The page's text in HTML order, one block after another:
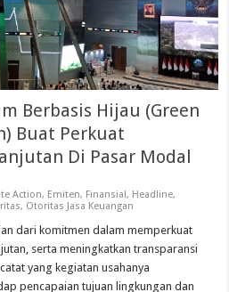
Berbasis Hijau (Green
Buat Perkuat
Di Pasar Modal
Action, Emiten, Finansial, Headline,
, Otoritas Jasa Keuangan
dari komitmen dalam memperkuat
serta meningkatkan transparansi
yang kegiatan usahanya
pencapaian tujuan lingkungan dan